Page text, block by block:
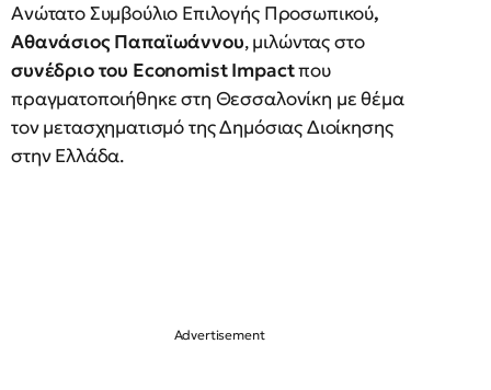
Ανώτατο Συμβούλιο Επιλογής Προσωπικού,
Αθανάσιος Παπαϊωάννου, μιλώντας στο
συνέδριο του Economist Impactπου
πραγματοποιήθηκε στη Θεσσαλονίκη με θέμα
τον μετασχηματισμό της Δημόσιας Διοίκησης
στην Ελλάδα.